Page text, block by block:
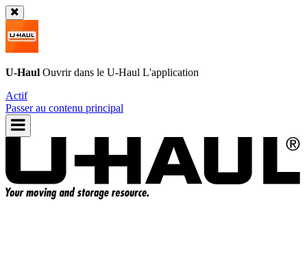
U-Haul Ouvrir dans le U-Haul L'application
Actif
Passer au contenu principal